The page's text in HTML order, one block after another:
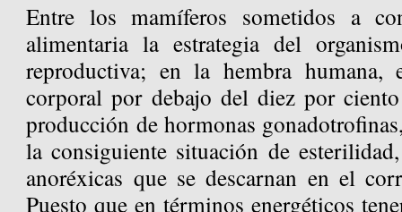
Entre los mamíferos sometidos a
alimentaria la estrategia del
reproductiva; en la hembra humana,
corporal por debajo del diez por
producción de hormonas
la consiguiente situación de
anoréxicas que se descarnan en el
Puesto que en términos energéticos